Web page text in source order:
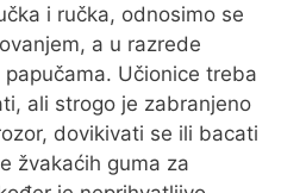
i ručka, odnosimo se
a u razrede
Učionice treba
ali strogo je zabranjeno
dovikivati se ili bacati
žvakaćih guma za